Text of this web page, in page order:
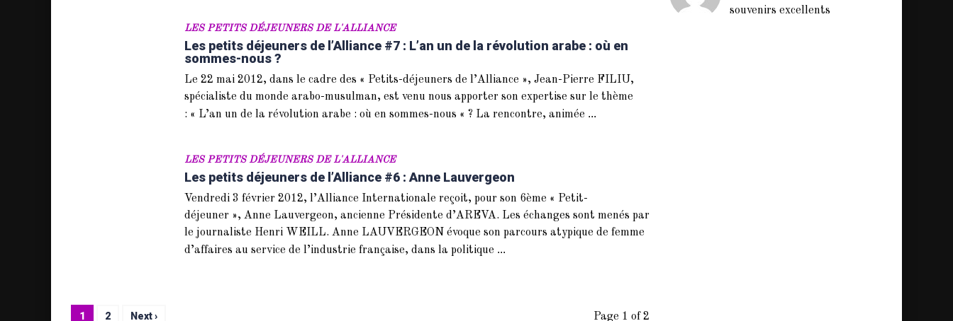
LES PETITS DÉJEUNERS DE L'ALLIANCE
Les petits déjeuners de l’Alliance #7 : L’an un de la révolution arabe : où en
sommes-nous ?
Le 22 mai 2012, dans le cadre des « Petits-déjeuners de l’Alliance », Jean-Pierre FILIU,
spécialiste du monde arabo-musulman, est venu nous apporter son expertise sur le thème
: « L’an un de la révolution arabe : où en sommes-nous « ? La rencontre, animée ...
LES PETITS DÉJEUNERS DE L'ALLIANCE
Les petits déjeuners de l’Alliance #6 : Anne Lauvergeon
Vendredi 3 février 2012, l’Alliance Internationale reçoit, pour son 6ème « Petit-
déjeuner », Anne Lauvergeon, ancienne Présidente d’AREVA. Les échanges sont menés par
le journaliste Henri WEILL. Anne LAUVERGEON évoque son parcours atypique de femme
d’affaires au service de l’industrie française, dans la politique ...
1 2 Next › Page 1 of 2
souvenirs excellents